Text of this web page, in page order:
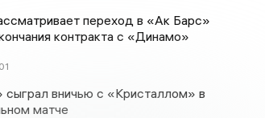
переход в «Ак Барс»
контракта с «Динамо»
сыграл вничью с «Кристаллом» в
матче